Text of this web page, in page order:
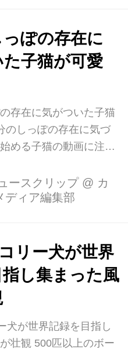
、ある日の朝、何者か
を走り回る音で目を覚
ら這い出て、カーテン
をうかがうと、デッキ
和感を覚えたティムさ
しては足が大きく、耳
えている。 「オオヤマ
ぽの存在に
子猫が可愛
存在に気がついた子猫
のしっぽの存在に気づ
める子猫の動画に注目
いるのは、みかんとじ
。 ついに、尻尾
(@jirosan77) 2017年9月
、自分のしっぽの存在に
たみかんちゃんの姿が
カゴの中で遊んでいた
ゃらしのようなふわふ
ースクリップ @ カ
ディア編集部
リー犬が世界
し集まった風
犬が世界記録を目指し
壮観 500匹以上のボー